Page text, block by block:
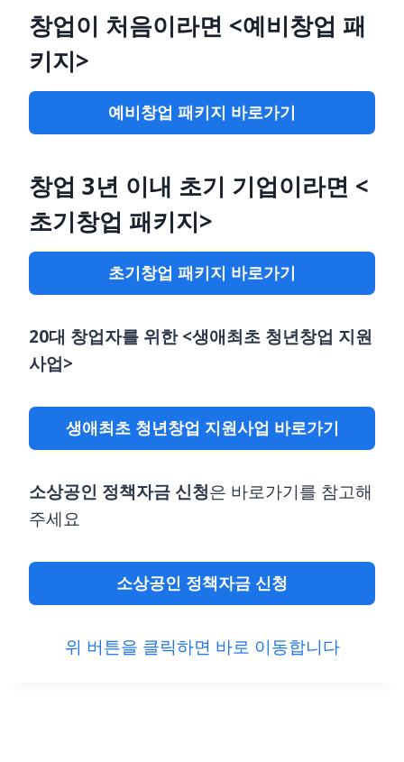
창업이 처음이라면 <예비창업 패
키지>
예비창업 패키지 바로가기
창업 3년 이내 초기 기업이라면 <
초기창업 패키지>
초기창업 패키지 바로가기
20대 창업자를 위한 <생애최초 청년창업 지원
사업>
생애최초 청년창업 지원사업 바로가기
소상공인 정책자금 신청은 바로가기를 참고해
주세요
소상공인 정책자금 신청
위 버튼을 클릭하면 바로 이동합니다